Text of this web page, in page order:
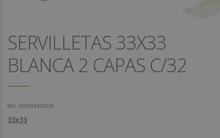
SERVILLETAS 33X33
BLANCA 2 CAPAS C/32
SKU: 309333302030
33x33